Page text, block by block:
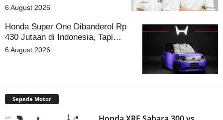
6 August 2026
Honda Super One Dibanderol Rp
430 Jutaan di Indonesia, Tapi…
6 August 2026
Sepeda Motor